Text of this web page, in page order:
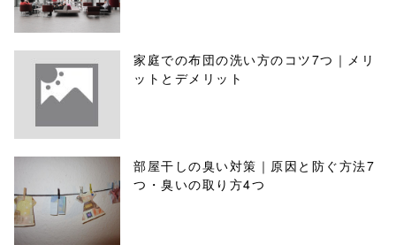
家庭での布団の洗い方のコツ7つ｜メリ
ットとデメリット
部屋干しの臭い対策｜原因と防ぐ方法7
つ・臭いの取り方4つ